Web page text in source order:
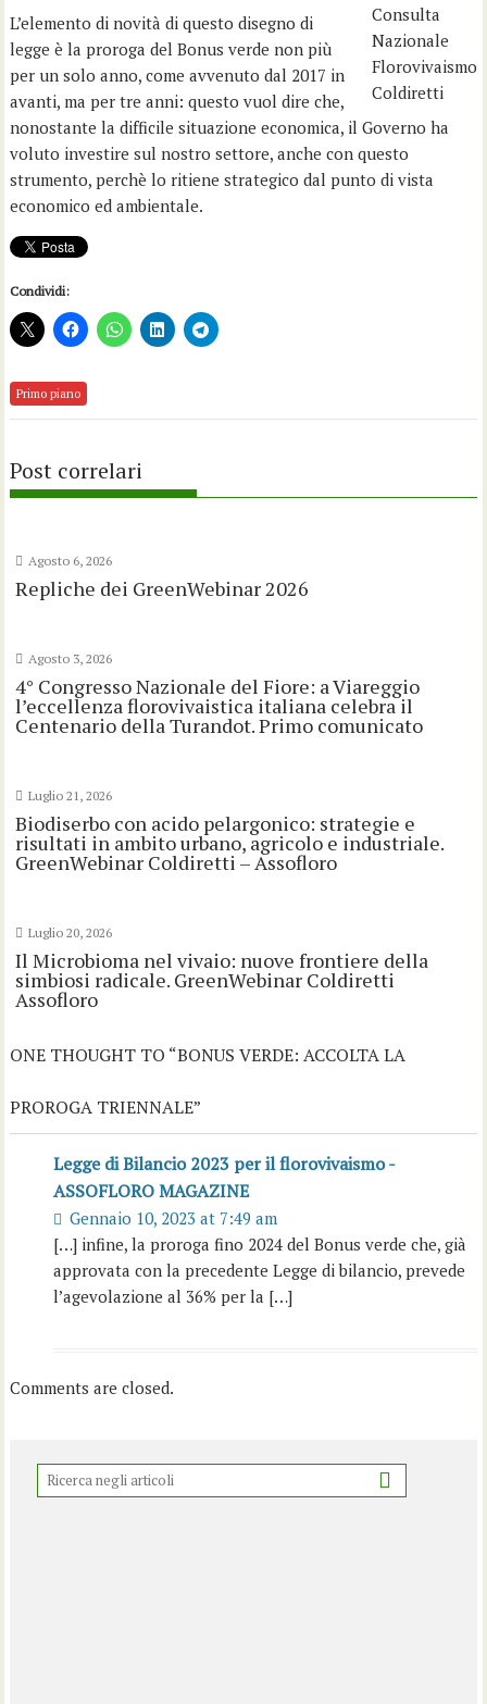
Consulta
Nazionale
Florovivaismo
Coldiretti
L’elemento di novità di questo disegno di
legge è la proroga del Bonus verde non più
per un solo anno, come avvenuto dal 2017 in
avanti, ma per tre anni: questo vuol dire che,
nonostante la difficile situazione economica, il Governo ha
voluto investire sul nostro settore, anche con questo
strumento, perchè lo ritiene strategico dal punto di vista
economico ed ambientale.
Condividi:
Primo piano
Post correlari
Agosto 6, 2026
Repliche dei GreenWebinar 2026
Agosto 3, 2026
4° Congresso Nazionale del Fiore: a Viareggio
l’eccellenza florovivaistica italiana celebra il
Centenario della Turandot. Primo comunicato
Luglio 21, 2026
Biodiserbo con acido pelargonico: strategie e
risultati in ambito urbano, agricolo e industriale.
GreenWebinar Coldiretti – Assofloro
Luglio 20, 2026
Il Microbioma nel vivaio: nuove frontiere della
simbiosi radicale. GreenWebinar Coldiretti
Assofloro
ONE THOUGHT TO “BONUS VERDE: ACCOLTA LA
PROROGA TRIENNALE”
Legge di Bilancio 2023 per il florovivaismo -
ASSOFLORO MAGAZINE
Gennaio 10, 2023 at 7:49 am
[…] infine, la proroga fino 2024 del Bonus verde che, già
approvata con la precedente Legge di bilancio, prevede
l’agevolazione al 36% per la […]
Comments are closed.